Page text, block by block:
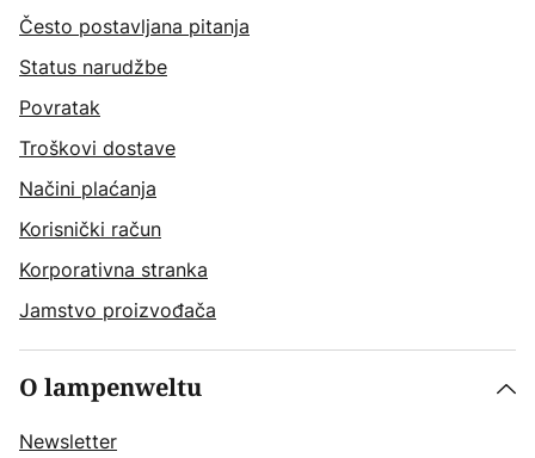
Često postavljana pitanja
Status narudžbe
Povratak
Troškovi dostave
Načini plaćanja
Korisnički račun
Korporativna stranka
Jamstvo proizvođača
O lampenweltu
Newsletter